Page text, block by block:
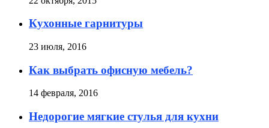
Кухонные гарнитуры
23 июля, 2016
Как выбрать офисную мебель?
14 февраля, 2016
Недорогие мягкие стулья для кухни